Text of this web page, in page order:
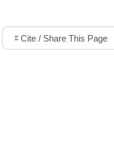
Cite / Share This Page